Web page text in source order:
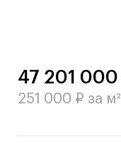
47 201
251 000 ₽ за м²